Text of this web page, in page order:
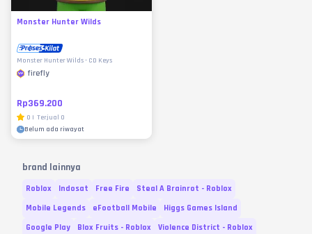
Monster Hunter Wilds
Monster Hunter Wilds - CD Keys
firefly
Rp369.200
0 | Terjual 0
Belum ada riwayat
brand lainnya
Roblox Indosat Free Fire
Steal A Brainrot - Roblox
Mobile Legends
eFootball Mobile
Higgs Games Island
Google Play
Blox Fruits - Roblox Violence District - Roblox